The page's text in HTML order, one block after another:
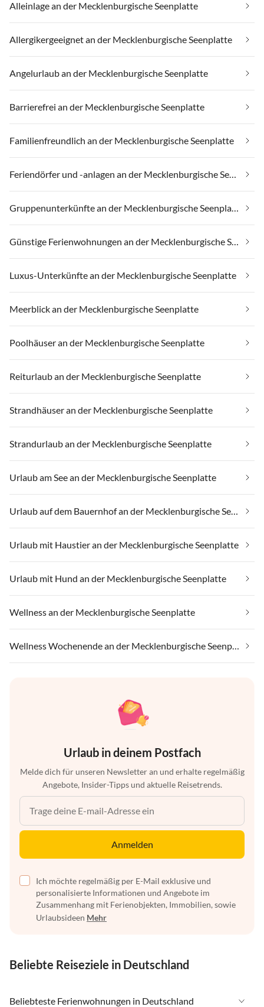
Alleinlage an der Mecklenburgische Seenplatte
Allergikergeeignet an der Mecklenburgische Seenplatte
Angelurlaub an der Mecklenburgische Seenplatte
Barrierefrei an der Mecklenburgische Seenplatte
Familienfreundlich an der Mecklenburgische Seenplatte
Luxus-Unterkünfte an der Mecklenburgische Seenplatte
Meerblick an der Mecklenburgische Seenplatte
Poolhäuser an der Mecklenburgische Seenplatte
Reiturlaub an der Mecklenburgische Seenplatte
Strandhäuser an der Mecklenburgische Seenplatte
Strandurlaub an der Mecklenburgische Seenplatte
Urlaub am See an der Mecklenburgische Seenplatte
Urlaub mit Haustier an der Mecklenburgische Seenplatte
Urlaub mit Hund an der Mecklenburgische Seenplatte
Wellness an der Mecklenburgische Seenplatte
Urlaub in deinem Postfach
Melde dich für unseren Newsletter an und erhalte regelmäßig
Angebote, Insider-Tipps und aktuelle Reisetrends.
Anmelden
Ich möchte regelmäßig per E-Mail exklusive und
personalisierte Informationen und Angebote im
Zusammenhang mit Ferienobjekten, Immobilien, sowie
Urlaubsideen Mehr
Beliebte Reiseziele in Deutschland
Beliebteste Ferienwohnungen in Deutschland